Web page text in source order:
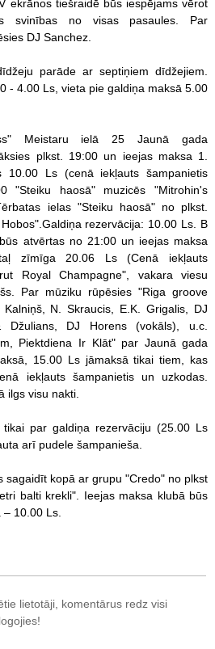
ekrānos tiešraidē būs iespējams vērot
svinības no visas pasaules. Par
DJ Sanchez.
parāde ar septiņiem dīdžejiem.
- 4.00 Ls, vieta pie galdiņa maksā 5.00
Meistaru ielā 25 Jaunā gada
plkst. 19:00 un ieejas maksa 1.
10.00 Ls (cenā iekļauts šampanietis
"Steiku haosā" muzicēs "Mitrohin's
ielas "Steiku haosā" no plkst.
rezervācija: 10.00 Ls. B
atvērtas no 21:00 un ieejas maksa
zīmīga 20.06 Ls (Cenā iekļauts
Royal Champagne", vakara viesu
Par mūziku rūpēsies "Riga groove
N. Skraucis, E.K. Grigalis, DJ
DJ Horens (vokāls), u.c.
Piektdiena Ir Klāt" par Jaunā gada
15.00 Ls jāmaksā tikai tiem, kas
iekļauts šampanietis un uzkodas.
ilgs visu nakti.
par galdiņa rezervāciju (25.00 Ls
arī pudele šampanieša.
sagaidīt kopā ar grupu "Credo" no plkst
balti krekli". Ieejas maksa klubā būs
10.00 Ls.
lietotāji, komentārus redz visi